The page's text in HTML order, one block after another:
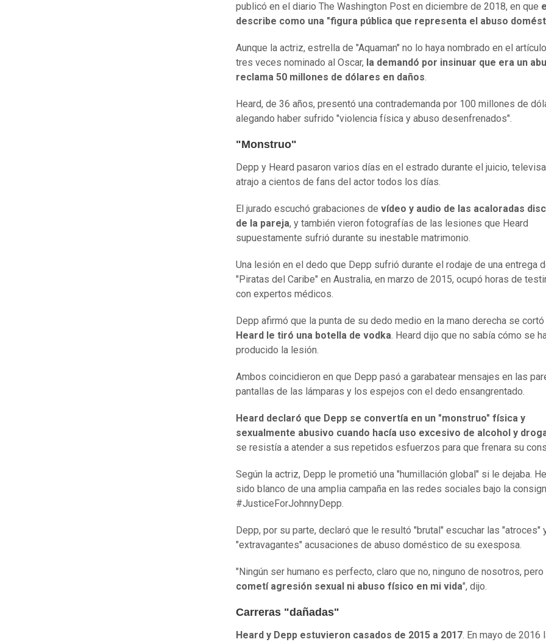
publicó en el diario The Washington Post en diciembre de 2018, en que
describe como una "figura pública que representa el abuso
Aunque la actriz, estrella de "Aquaman" no lo haya nombrado en el
tres veces nominado al Oscar, la demandó por insinuar que era un
reclama 50 millones de dólares en daños.
Heard, de 36 años, presentó una contrademanda por 100 millones de
alegando haber sufrido "violencia física y abuso desenfrenados".
"Monstruo"
Depp y Heard pasaron varios días en el estrado durante el juicio,
atrajo a cientos de fans del actor todos los días.
El jurado escuchó grabaciones de vídeo y audio de las acaloradas
de la pareja, y también vieron fotografías de las lesiones que Heard
supuestamente sufrió durante su inestable matrimonio.
Una lesión en el dedo que Depp sufrió durante el rodaje de una entrega
"Piratas del Caribe" en Australia, en marzo de 2015, ocupó horas de
con expertos médicos.
Depp afirmó que la punta de su dedo medio en la mano derecha se
Heard le tiró una botella de vodka. Heard dijo que no sabía cómo se
producido la lesión.
Ambos coincidieron en que Depp pasó a garabatear mensajes en las
pantallas de las lámparas y los espejos con el dedo ensangrentado.
Heard declaró que Depp se convertía en un "monstruo" física y
sexualmente abusivo cuando hacía uso excesivo de alcohol y
se resistía a atender a sus repetidos esfuerzos para que frenara su
Según la actriz, Depp le prometió una "humillación global" si le dejaba.
sido blanco de una amplia campaña en las redes sociales bajo la
#JusticeForJohnnyDepp.
Depp, por su parte, declaró que le resultó "brutal" escuchar las "atroces"
"extravagantes" acusaciones de abuso doméstico de su exesposa.
"Ningún ser humano es perfecto, claro que no, ninguno de nosotros, pero
cometí agresión sexual ni abuso físico en mi vida", dijo.
Carreras "dañadas"
Heard y Depp estuvieron casados de 2015 a 2017. En mayo de 2016